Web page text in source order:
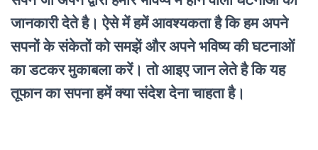
जानकारी देते है। ऐसे में हमें आवश्यकता है कि हम अपने
सपनों के संकेतों को समझें और अपने भविष्य की घटनाओं
का डटकर मुकाबला करें। तो आइए जान लेते है कि यह
तूफान का सपना हमें क्या संदेश देना चाहता है।